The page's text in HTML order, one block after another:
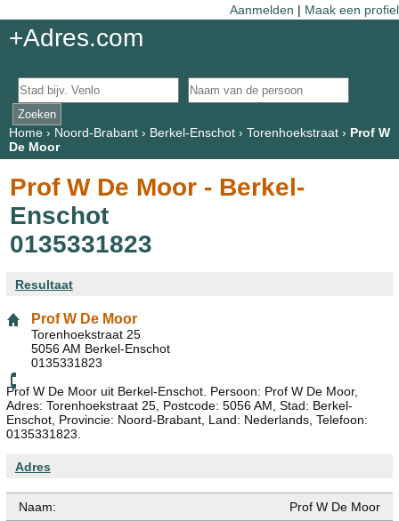
Aanmelden | Maak een profiel
+Adres.com
Home› Noord-Brabant› Berkel-Enschot› Torenhoekstraat› Prof W
De Moor
Prof W De Moor - Berkel-
Enschot
0135331823
Resultaat
Prof W De Moor
Torenhoekstraat 25
5056 AM Berkel-Enschot
0135331823
Prof W De Moor uit Berkel-Enschot. Persoon: Prof W De Moor,
Adres: Torenhoekstraat 25, Postcode: 5056 AM, Stad: Berkel-
Enschot, Provincie: Noord-Brabant, Land: Nederlands, Telefoon:
0135331823.
Adres
Naam:
Prof W De Moor